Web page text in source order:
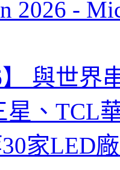
2026 -
】 與世界
星、TCL
家LED